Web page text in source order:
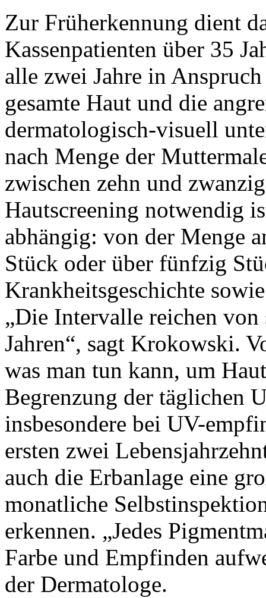
Zur Früherkennung dient
Kassenpatienten über 35
alle zwei Jahre in
gesamte Haut und die
dermatologisch-visuell
nach Menge der
zwischen zehn und
Hautscreening notwendig
abhängig: von der Menge
Stück oder über fünfzig
Krankheitsgeschichte
„Die Intervalle reichen
Jahren“, sagt Krokowski.
was man tun kann, um
Begrenzung der täglichen
insbesondere bei UV-
ersten zwei
auch die Erbanlage eine
monatliche
erkennen. „Jedes
Farbe und Empfinden
der Dermatologe.